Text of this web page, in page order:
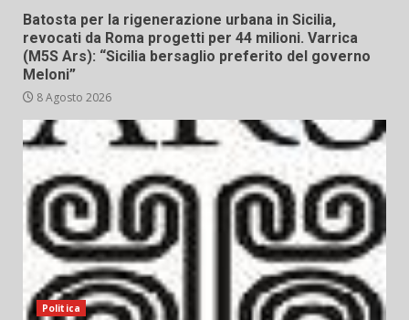
Batosta per la rigenerazione urbana in Sicilia,
revocati da Roma progetti per 44 milioni. Varrica
(M5S Ars): “Sicilia bersaglio preferito del governo
Meloni”
8 Agosto 2026
Politica